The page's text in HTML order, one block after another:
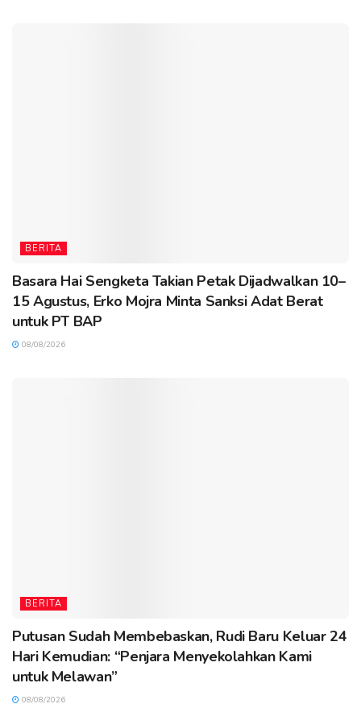
BERITA
Basara Hai Sengketa Takian Petak Dijadwalkan 10–
15 Agustus, Erko Mojra Minta Sanksi Adat Berat
untuk PT BAP
08/08/2026
BERITA
Putusan Sudah Membebaskan, Rudi Baru Keluar 24
Hari Kemudian: “Penjara Menyekolahkan Kami
untuk Melawan”
08/08/2026